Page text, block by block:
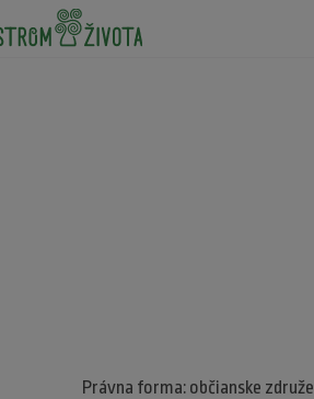
Právna forma: občianske